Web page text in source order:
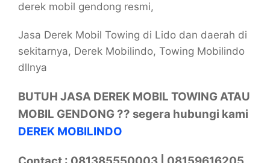
derek mobil gendong resmi,
Jasa Derek Mobil Towing di Lido dan daerah di
sekitarnya, Derek Mobilindo, Towing Mobilindo
dllnya
BUTUH JASA DEREK MOBIL TOWING ATAU
MOBIL GENDONG ?? segera hubungi kami
DEREK MOBILINDO